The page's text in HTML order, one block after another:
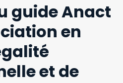
guide Anact
en
et de